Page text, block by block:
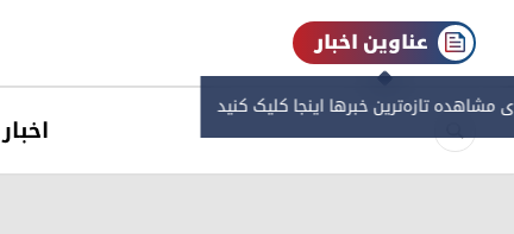
عناوین اخبار
مشاهده‌ تازه‌ترین خبرها اینجا کلیک کنید
اخبار